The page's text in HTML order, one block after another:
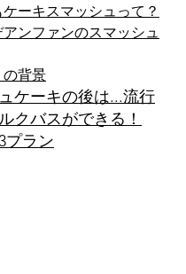
ーキスマッシュって？
アンファンのスマッシュ
の背景
ケーキの後は...流行
クバスができる！
プラン